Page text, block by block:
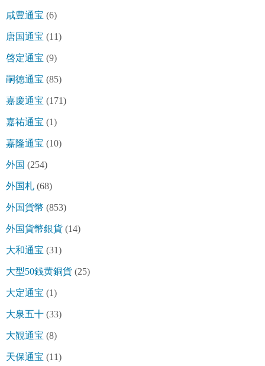
咸豊通宝 (6)
唐国通宝 (11)
啓定通宝 (9)
嗣徳通宝 (85)
嘉慶通宝 (171)
嘉祐通宝 (1)
嘉隆通宝 (10)
外国 (254)
外国札 (68)
外国貨幣 (853)
外国貨幣銀貨 (14)
大和通宝 (31)
大型50銭黄銅貨 (25)
大定通宝 (1)
大泉五十 (33)
大観通宝 (8)
天保通宝 (11)